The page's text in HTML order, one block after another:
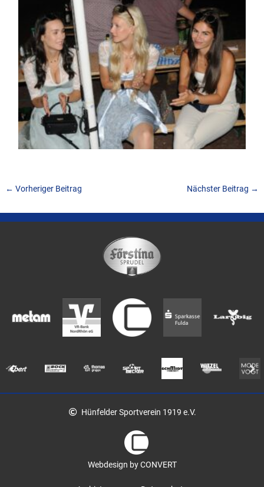
← Vorheriger Beitrag Nächster Beitrag →
Hünfelder Sportverein 1919 e.V.
Webdesign by CONVERT